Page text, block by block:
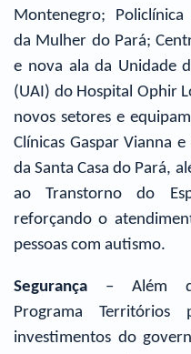
Montenegro;
da Mulher do Pará;
e nova ala da Unidade
(UAI) do Hospital Ophir
novos setores e
Clínicas Gaspar Vianna
da Santa Casa do Pará,
ao Transtorno do
reforçando o
pessoas com autismo.
Segurança – Além
Programa Territórios
investimentos do